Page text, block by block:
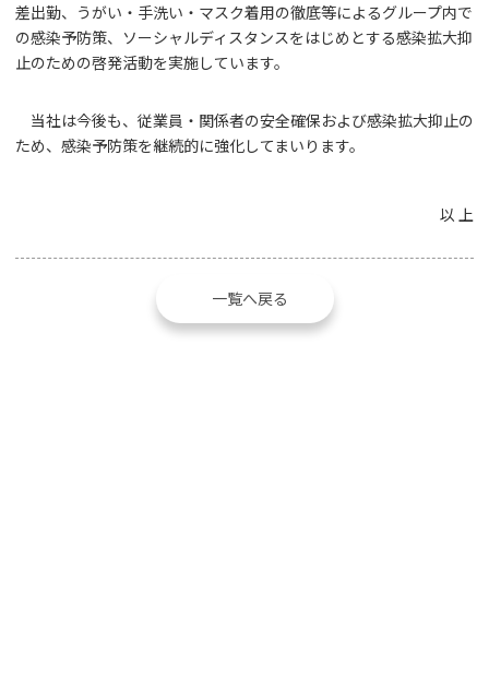
差出勤、うがい・手洗い・マスク着用の徹底等によるグループ内で
の感染予防策、ソーシャルディスタンスをはじめとする感染拡大抑
止のための啓発活動を実施しています。
当社は今後も、従業員・関係者の安全確保および感染拡大抑止の
ため、感染予防策を継続的に強化してまいります。
以 上
一覧へ戻る